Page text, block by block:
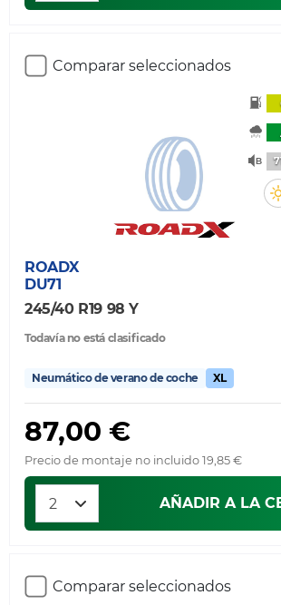
Comparar seleccionados
ROADX
DU71
245/40 R19 98 Y
Todavía no está clasificado
Neumático de verano de coche XL
87,00 €
Precio de montaje no incluido 19,85 €
AÑADIR A LA
Comparar seleccionados